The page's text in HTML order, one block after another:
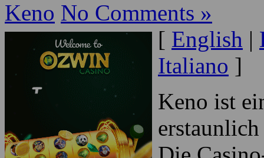
Envision for a long
Keno
Keno No Comments »
[English|
Italiano]